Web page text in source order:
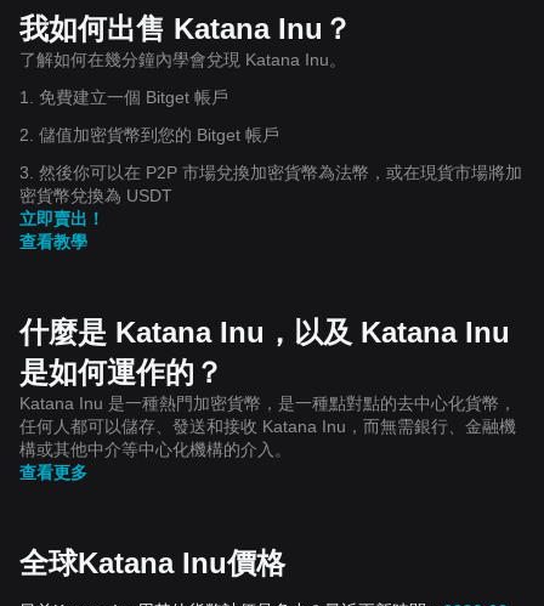
我如何出售 Katana Inu？
了解如何在幾分鐘內學會兌現 Katana Inu。
1. 免費建立一個 Bitget 帳戶
2. 儲值加密貨幣到您的 Bitget 帳戶
3. 然後你可以在 P2P 市場兌換加密貨幣為法幣，或在現貨市場將加
密貨幣兌換為 USDT
立即賣出！
查看教學
什麼是 Katana Inu，以及 Katana Inu
是如何運作的？
Katana Inu 是一種熱門加密貨幣，是一種點對點的去中心化貨幣，
任何人都可以儲存、發送和接收 Katana Inu，而無需銀行、金融機
構或其他中介等中心化機構的介入。
查看更多
全球Katana Inu價格